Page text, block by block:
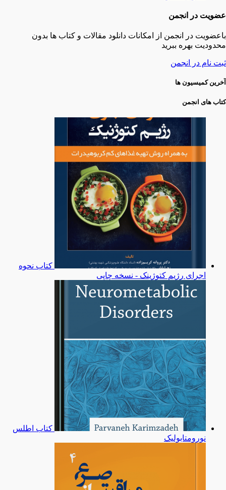
عضویت در انجمن
باعضویت در انجمن از امکانات دانلود مقالات و کتاب ها بدون
محدودیت بهره ببرید
ثبت نام در انجمن
آخرین کمیسیون ها
کتاب های انجمن
کتاب نحوه
اجرای رژیم کتوژینک - نسخه چاپی
کتاب اطلس
نورومتابولیک